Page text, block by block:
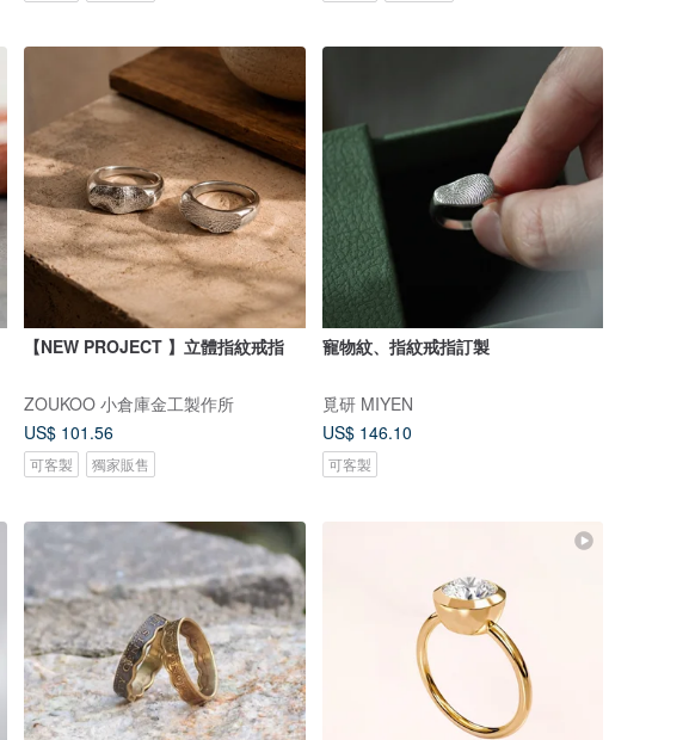
【NEW PROJECT 】立體指紋戒指
ZOUKOO 小倉庫金工製作所
US$ 101.56
可客製 獨家販售
寵物紋、指紋戒指訂製
覓研 MIYEN
US$ 146.10
可客製